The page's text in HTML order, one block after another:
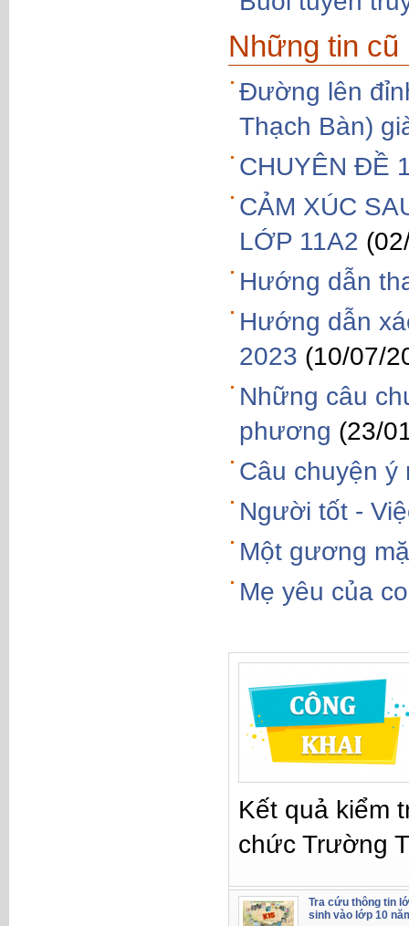
Những tin cũ
Đường lên
Thạch Bàn)
CHUYÊN ĐỀ
CẢM XÚC
LỚP 11A2
Hướng dẫn
Hướng dẫn
2023 (10/07/
Những câu
phương (23/
Câu chuyện ý
Người tốt -
Một gương
Mẹ yêu của
Kết quả kiểm
chức Trường
Tra cứu thông tin
sinh vào lớp 10